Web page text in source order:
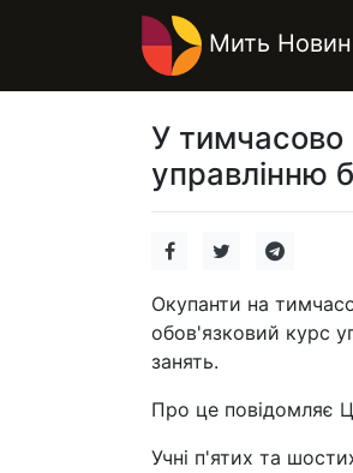
Мить Новин
У тимчасово
управлінню
Окупанти на
обов'язковий курс
занять.
Про це повідомляє
Учні п'ятих та